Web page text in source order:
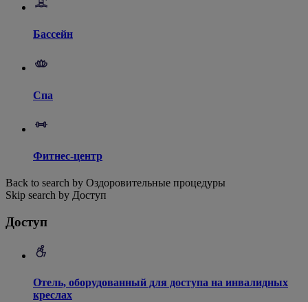
Бассейн
Спа
Фитнес-центр
Back to search by Оздоровительные процедуры
Skip search by Доступ
Доступ
Отель, оборудованный для доступа на инвалидных
креслах